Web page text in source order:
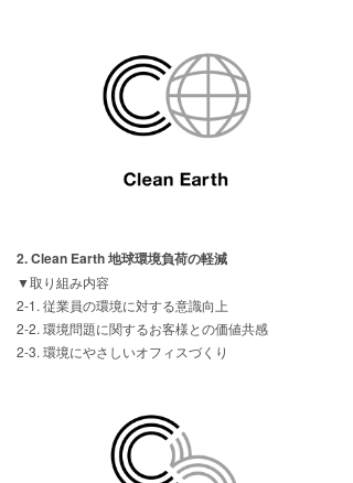
2. Clean Earth 地球環境負荷の軽減
▼取り組み内容
2-1. 従業員の環境に対する意識向上
2-2. 環境問題に関するお客様との価値共感
2-3. 環境にやさしいオフィスづくり